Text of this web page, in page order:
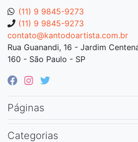
(11) 9 9845-9273
(11) 9 9845-9273
contato@kantodoartista.com.br
Rua Guanandi, 16 - Jardim
160 - São Paulo - SP
Páginas
Categorias